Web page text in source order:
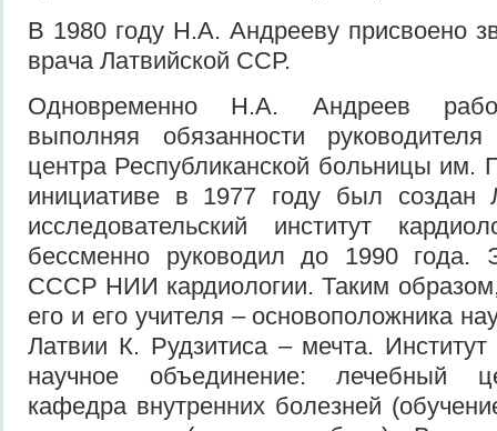
В 1980 году Н.А. Андрееву присвоено
врача Латвийской ССР.
Одновременно Н.А. Андреев
выполняя обязанности руководителя
центра Республиканской больницы им.
инициативе в 1977 году был создан
исследовательский институт
бессменно руководил до 1990
СССР НИИ кардиологии. Таким
его и его учителя – основоположника
Латвии К. Рудзитиса – мечта.
научное объединение: лечебный
кафедра внутренних болезней